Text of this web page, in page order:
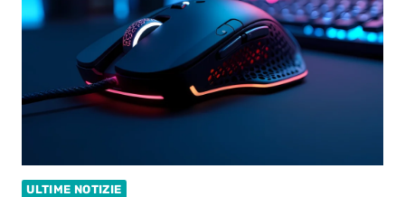
ULTIME NOTIZIE